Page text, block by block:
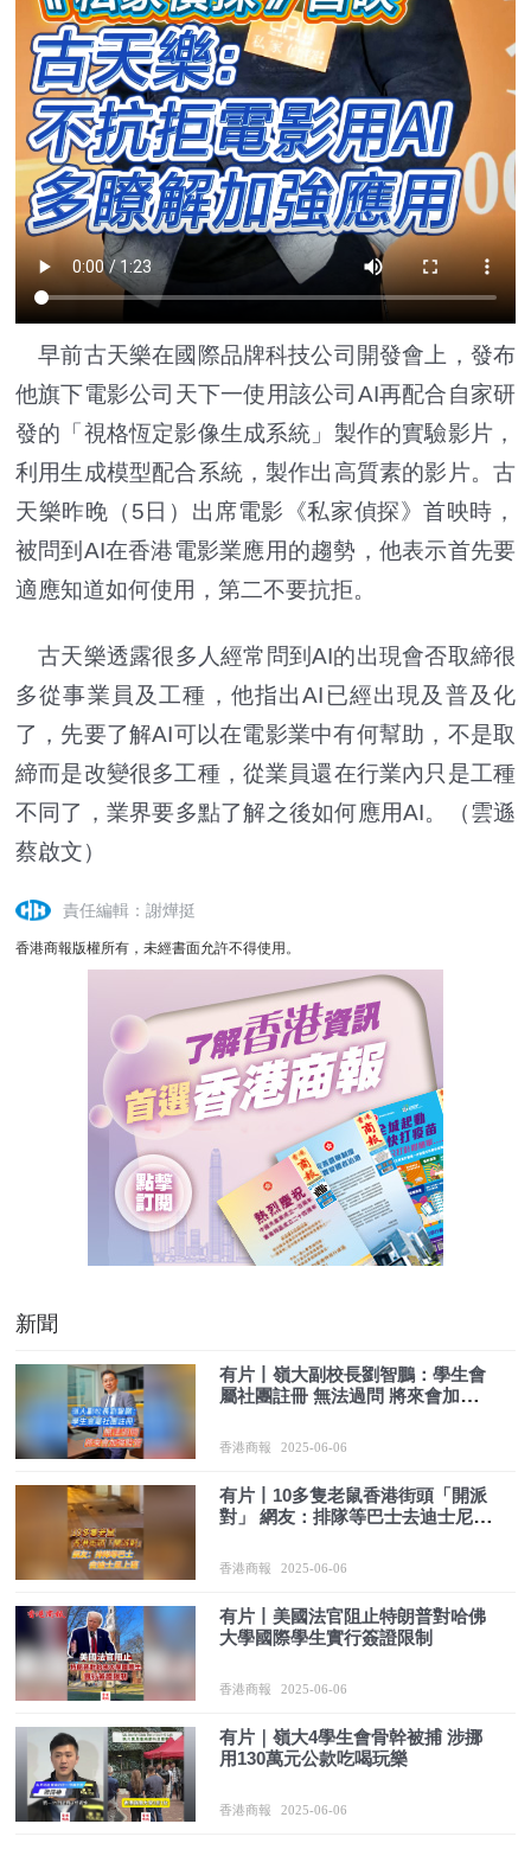
早前古天樂在國際品牌科技公司開發會上，發布
他旗下電影公司天下一使用該公司AI再配合自家研
發的「視格恆定影像生成系統」製作的實驗影片，
利用生成模型配合系統，製作出高質素的影片。古
天樂昨晚（5日）出席電影《私家偵探》首映時，
被問到AI在香港電影業應用的趨勢，他表示首先要
適應知道如何使用，第二不要抗拒。
古天樂透露很多人經常問到AI的出現會否取締很
多從事業員及工種，他指出AI已經出現及普及化
了，先要了解AI可以在電影業中有何幫助，不是取
締而是改變很多工種，從業員還在行業內只是工種
不同了，業界要多點了解之後如何應用AI。（雲遜
蔡啟文）
責任編輯：謝燁挺
香港商報版權所有，未經書面允許不得使用。
新聞
有片丨嶺大副校長劉智鵬：學生會
屬社團註冊 無法過問 將來會加強
香港商報 2025-06-06
有片丨10多隻老鼠香港街頭「開派
對」 網友：排隊等巴士去迪士尼上
香港商報 2025-06-06
有片丨美國法官阻止特朗普對哈佛
大學國際學生實行簽證限制
香港商報 2025-06-06
有片｜嶺大4學生會骨幹被捕 涉挪
用130萬元公款吃喝玩樂
香港商報 2025-06-06